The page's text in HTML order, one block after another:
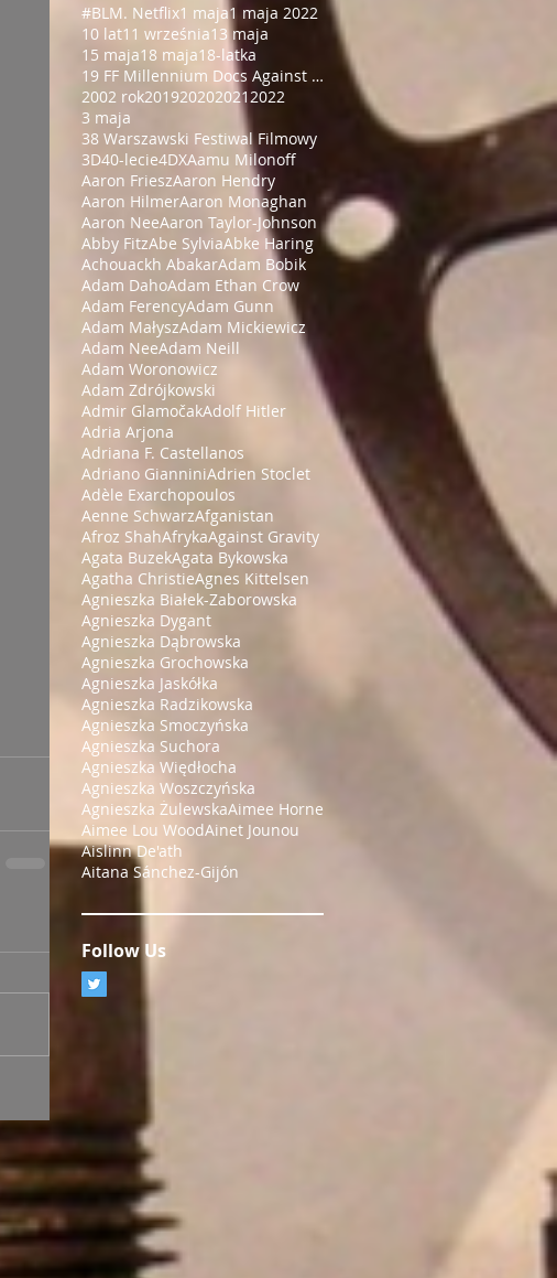
#BLM. Netflix1 maja1 maja 2022
10 lat11 września13 maja
15 maja18 maja18-latka
19 FF Millennium Docs Against Gravity!
2002 rok201920202021 2022
3 maja
38 Warszawski Festiwal Filmowy
3D40-lecie4DXAamu Milonoff
Aaron FrieszAaron Hendry
Aaron HilmerAaron Monaghan
Aaron NeeAaron Taylor-Johnson
Abby FitzAbe SylviaAbke Haring
Achouackh AbakarAdam Bobik
Adam DahoAdam Ethan Crow
Adam FerencyAdam Gunn
Adam MałyszAdam Mickiewicz
Adam NeeAdam Neill
Adam Woronowicz
Adam Zdrójkowski
Admir GlamočakAdolf Hitler
Adria Arjona
Adriana F. Castellanos
Adriano GianniniAdrien Stoclet
Adèle Exarchopoulos
Aenne SchwarzAfganistan
Afroz ShahAfrykaAgainst Gravity
Agata BuzekAgata Bykowska
Agatha ChristieAgnes Kittelsen
Agnieszka Białek-Zaborowska
Agnieszka Dygant
Agnieszka Dąbrowska
Agnieszka Grochowska
Agnieszka Jaskółka
Agnieszka Radzikowska
Agnieszka Smoczyńska
Agnieszka Suchora
Agnieszka Więdłocha
Agnieszka Woszczyńska
Agnieszka ŻulewskaAimee Horne
Aimee Lou WoodAinet Jounou
Aislinn De'ath
Aitana Sánchez-Gijón
Follow Us